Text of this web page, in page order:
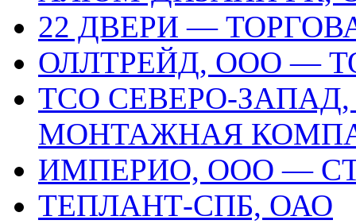
22 ДВЕРИ —
ОЛЛТРЕЙД, ООО —
ТСО СЕВЕРО-
МОНТАЖНАЯ
ИМПЕРИО, ООО —
ТЕПЛАНТ-СПБ, ОАО